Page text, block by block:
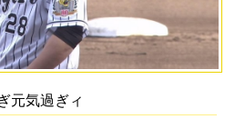
元気過ぎィ